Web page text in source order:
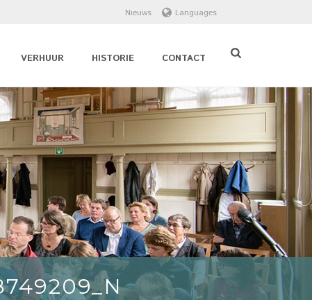
Nieuws Languages
VERHUUR HISTORIE CONTACT